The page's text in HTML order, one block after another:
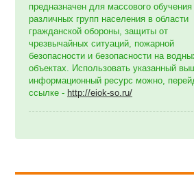
предназначен для массового обучения
различных групп населения в области
гражданской обороны, защиты от
чрезвычайных ситуаций, пожарной
безопасности и безопасности на
объектах. Использовать указанный
информационный ресурс можно,
ссылке - http://eiok-so.ru/